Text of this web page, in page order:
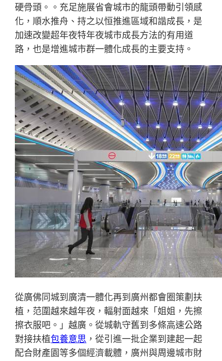
硬骨頭。。充足施展省會城市的龍頭帶動引領感
化，順水推舟、持之以恒推進區域和諧成長，是
加速改變超年夜特年夜城市成長方法的有用道
路，也是增進城市群一體化成長的主要支持。
從廣佛同城到廣清一體化再到廣州都會圈策劃扶
植，范圍越來越年夜，輻射面越來「姐姐，先擦
擦衣服吧。」越廣。從城軌守舊到多條高速公路
對接扶植包養意思 ，從引進一批企業到建起一起
配合財產園等多個經濟載體，廣州與周邊城市財